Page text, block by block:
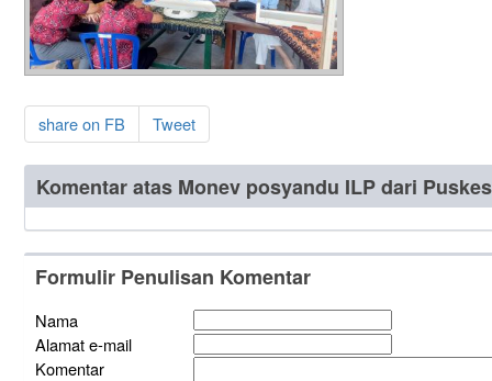
share on FB Tweet
Komentar atas Monev posyandu ILP dari
Formulir Penulisan Komentar
Nama
Alamat e-mail
Komentar